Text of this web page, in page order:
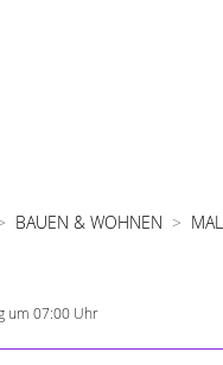
BAUEN & WOHNEN
um 07:00 Uhr